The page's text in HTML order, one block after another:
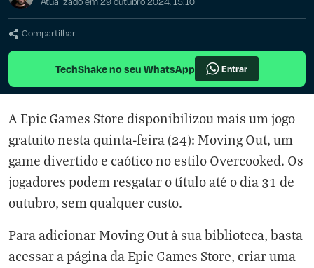
Compartilhar
TechShake no seu WhatsApp Entrar
A Epic Games Store disponibilizou mais um jogo
gratuito nesta quinta-feira (24): Moving Out, um
game divertido e caótico no estilo Overcooked. Os
jogadores podem resgatar o título até o dia 31 de
outubro, sem qualquer custo.
Para adicionar Moving Out à sua biblioteca, basta
acessar a página da Epic Games Store, criar uma